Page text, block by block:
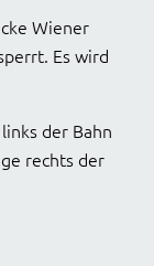
Wiener
Es wird
der Bahn
rechts der